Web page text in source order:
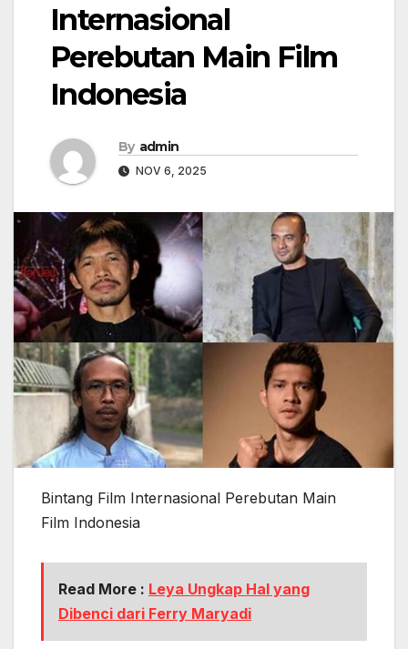
Internasional
Perebutan Main Film
Indonesia
By admin
NOV 6, 2025
Bintang Film Internasional Perebutan Main
Film Indonesia
Read More : Leya Ungkap Hal yang
Dibenci dari Ferry Maryadi